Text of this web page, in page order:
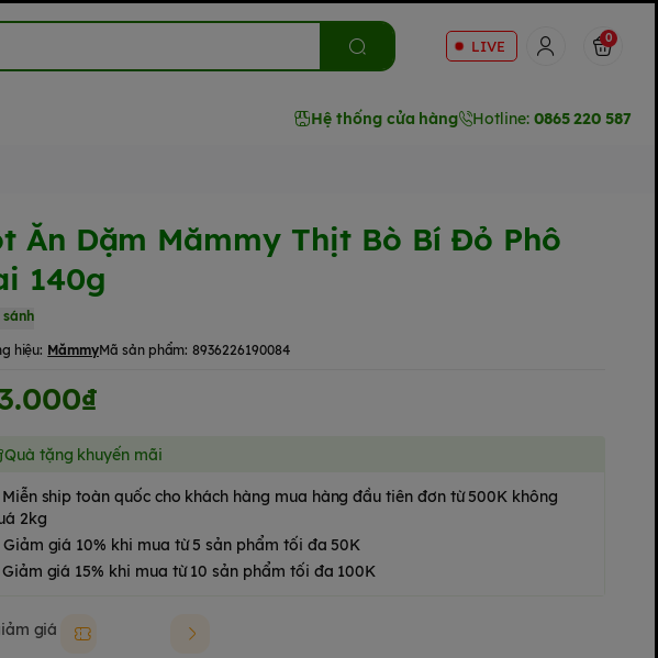
LIVE 0
Hệ thống cửa hàng Hotline: 0865 220 587
Ăn Dặm Mămmy Thịt Bò Bí Đỏ Phô
140g
hiệu: MămmyMã sản phẩm: 8936226190084
Quà tặng khuyến mãi
Miễn ship toàn quốc cho khách hàng mua hàng đầu tiên đơn từ 500K không
2kg
Giảm giá 10% khi mua từ 5 sản phẩm tối đa 50K
Giảm giá 15% khi mua từ 10 sản phẩm tối đa 100K
giá Moki50k